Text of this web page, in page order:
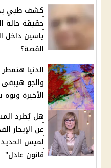
كشف طبي
حقيقة حالة
ياسين داخل
القصة؟
الدنيا
والجو
الأخيرة
عن الإيجار
لميس
قانون عادل"